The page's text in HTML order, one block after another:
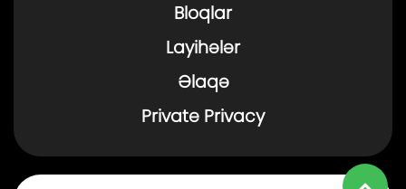
Bloqlar
Layihələr
Əlaqə
Private Privacy